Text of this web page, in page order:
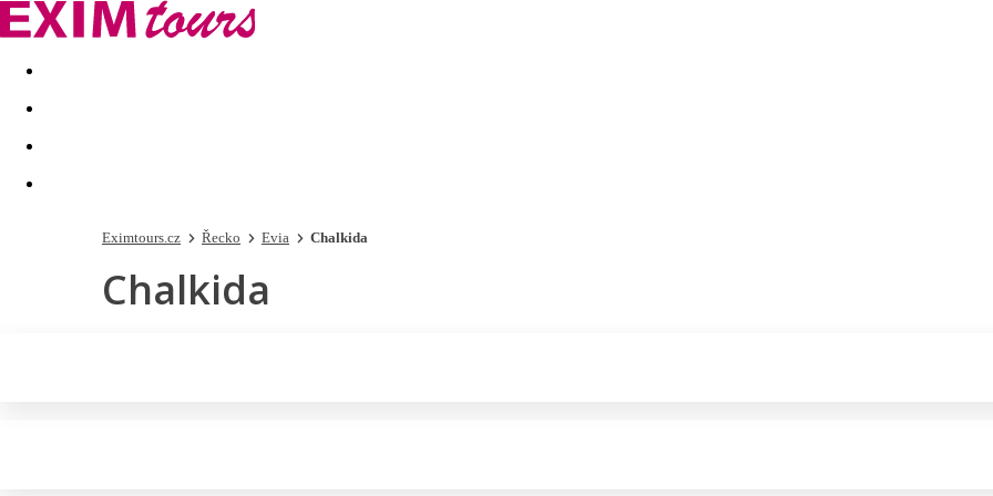
Akční nabídky Last minute
Eximtours.cz Řecko Evia Chalkida
Chalkida